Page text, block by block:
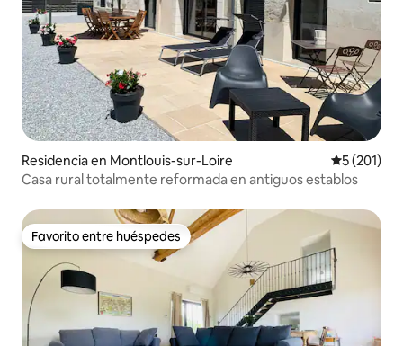
Residencia en Montlouis-sur-Loire
5 (201)
Casa rural totalmente reformada en antiguos establos
Favorito entre huéspedes
Favorito entre huéspedes